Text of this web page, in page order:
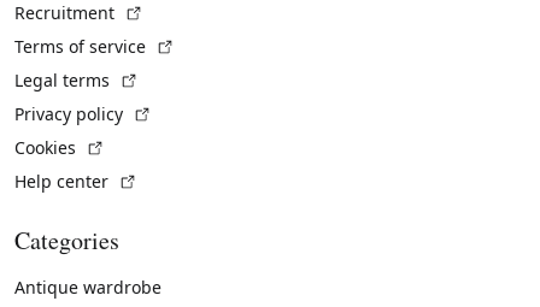
Recruitment
Terms of service
Legal terms
Privacy policy
Cookies
Help center
Categories
Antique wardrobe